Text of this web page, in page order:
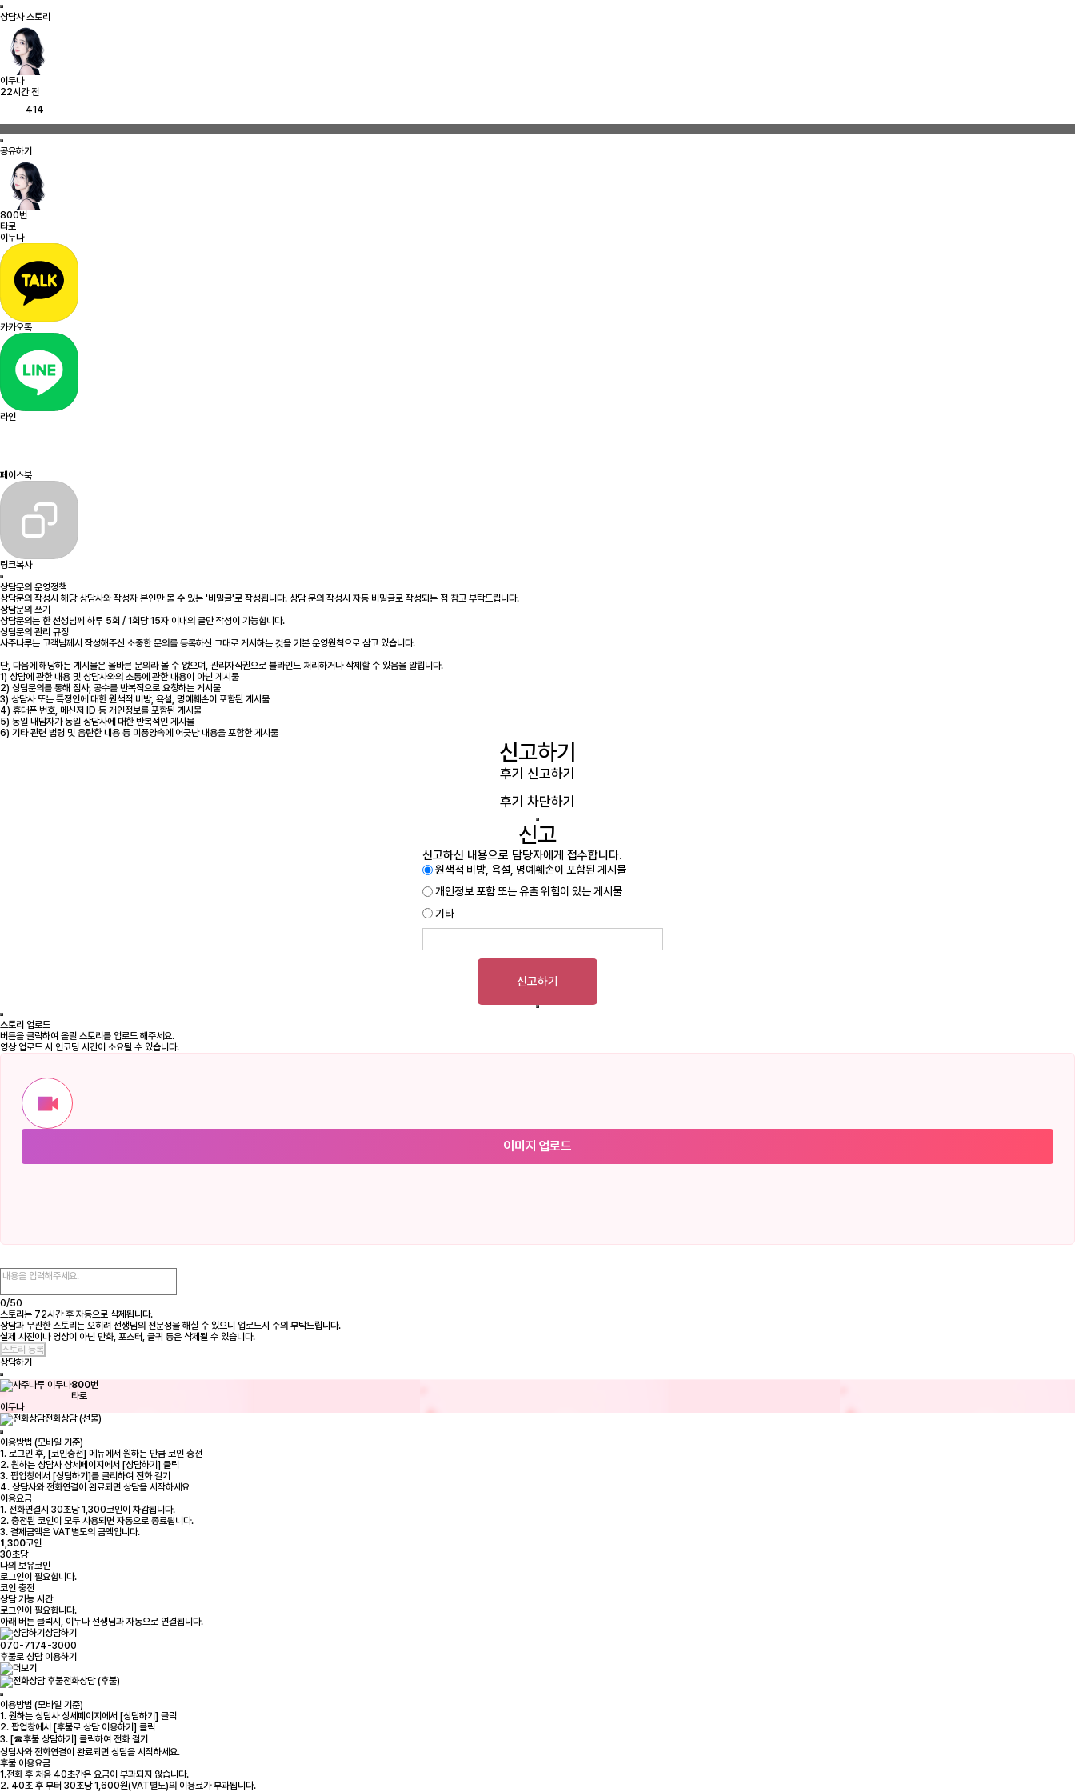
상담사 스토리
이두나
22시간 전
414
공유하기
800번
타로
이두나
카카오톡
라인
페이스북
링크복사
상담문의 운영정책
상담문의 작성시 해당 상담사와 작성자 본인만 볼 수 있는 '비밀글'로 작성됩니다. 상담 문의 작성시 자동 비밀글로 작성되는 점 참고 부탁드립니다.
상담문의 쓰기
상담문의는 한 선생님께 하루 5회 / 1회당 15자 이내의 글만 작성이 가능합니다.
상담문의 관리 규정
사주나루는 고객님께서 작성해주신 소중한 문의를 등록하신 그대로 게시하는 것을 기본 운영원칙으로 삼고 있습니다.
단, 다음에 해당하는 게시물은 올바른 문의라 볼 수 없으며, 관리자직권으로 블라인드 처리하거나 삭제할 수 있음을 알립니다.
1) 상담에 관한 내용 및 상담사와의 소통에 관한 내용이 아닌 게시물
2) 상담문의를 통해 점사, 공수를 반복적으로 요청하는 게시물
3) 상담사 또는 특정인에 대한 원색적 비방, 욕설, 명예훼손이 포함된 게시물
4) 휴대폰 번호, 메신저 ID 등 개인정보를 포함된 게시물
5) 동일 내담자가 동일 상담사에 대한 반복적인 게시물
6) 기타 관련 법령 및 음란한 내용 등 미풍양속에 어긋난 내용을 포함한 게시물
신고하기
후기 신고하기
후기 차단하기
신고
신고하신 내용으로 담당자에게 접수합니다.
원색적 비방, 욕설, 명예훼손이 포함된 게시물
개인정보 포함 또는 유출 위험이 있는 게시물
기타
신고하기
스토리 업로드
버튼을 클릭하여 올릴 스토리를 업로드 해주세요.
영상 업로드 시 인코딩 시간이 소요될 수 있습니다.
이미지 업로드
0/50
스토리는 72시간 후 자동으로 삭제됩니다.
상담과 무관한 스토리는 오히려 선생님의 전문성을 해칠 수 있으니 업로드시 주의 부탁드립니다.
실제 사진이나 영상이 아닌 만화, 포스터, 글귀 등은 삭제될 수 있습니다.
상담하기
800번
타로
이두나
전화상담 (선불)
이용방법 (모바일 기준)
1. 로그인 후, [코인충전] 메뉴에서 원하는 만큼 코인 충전
2. 원하는 상담사 상세페이지에서 [상담하기] 클릭
3. 팝업창에서 [상담하기]를 클리하여 전화 걸기
4. 상담사와 전화연결이 완료되면 상담을 시작하세요
이용요금
1. 전화연결시 30초당 1,300코인이 차감됩니다.
2. 충전된 코인이 모두 사용되면 자동으로 종료됩니다.
3. 결제금액은 VAT별도의 금액입니다.
1,300코인
30초당
나의 보유코인
로그인이 필요합니다.
코인 충전
상담 가능 시간
로그인이 필요합니다.
아래 버튼 클릭시, 이두나 선생님과 자동으로 연결됩니다.
상담하기
070-7174-3000
후불로 상담 이용하기
전화상담 (후불)
이용방법 (모바일 기준)
1. 원하는 상담사 상세페이지에서 [상담하기] 클릭
2. 팝업창에서 [후불로 상담 이용하기] 클릭
3. [☎후불 상담하기] 클릭하여 전화 걸기
상담사와 전화연결이 완료되면 상담을 시작하세요.
후불 이용요금
1.전화 후 처음 40초간은 요금이 부과되지 않습니다.
2. 40초 후 부터 30초당 1,600원(VAT별도)의 이용료가 부과됩니다.